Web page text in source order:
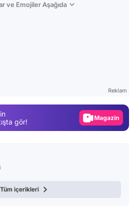
ve Emojiler Aşağıda
Reklam
gör!
Magazin
Video
Tüm içerikleri